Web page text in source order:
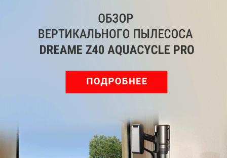
Нажимая кнопку подписаться, вы соглашаетесь
Политикой конфиденциальности
Дзен
YouTube